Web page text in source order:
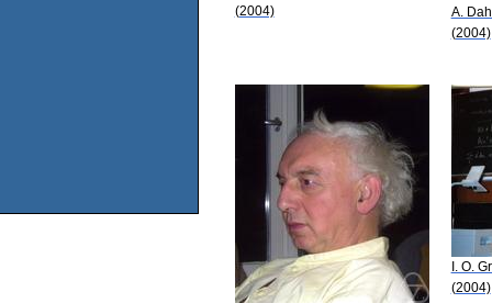
(2004)
A.
(2004)
I. O.
(2004)